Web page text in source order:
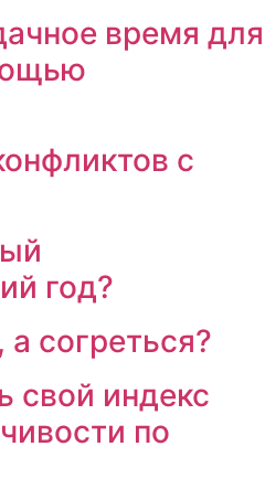
время для
с
год?
а согреться?
свой индекс
по